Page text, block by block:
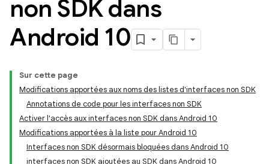
non SDK dans
Android 10
Sur cette page
Modifications apportées aux noms des listes d'interfaces non SDK
Annotations de code pour les interfaces non SDK
Activer l'accès aux interfaces non SDK dans Android 10
Modifications apportées à la liste pour Android 10
Interfaces non SDK désormais bloquées dans Android 10
interfaces non SDK ajoutées au SDK dans Android 10